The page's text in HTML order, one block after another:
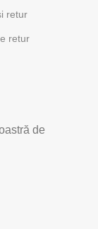
retur
retur
de